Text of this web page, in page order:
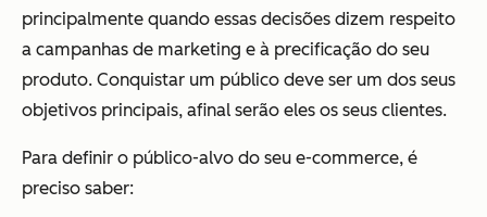
principalmente quando essas decisões dizem respeito
a campanhas de marketing e à precificação do seu
produto. Conquistar um público deve ser um dos seus
objetivos principais, afinal serão eles os seus clientes.
Para definir o público-alvo do seu e-commerce, é
preciso saber: